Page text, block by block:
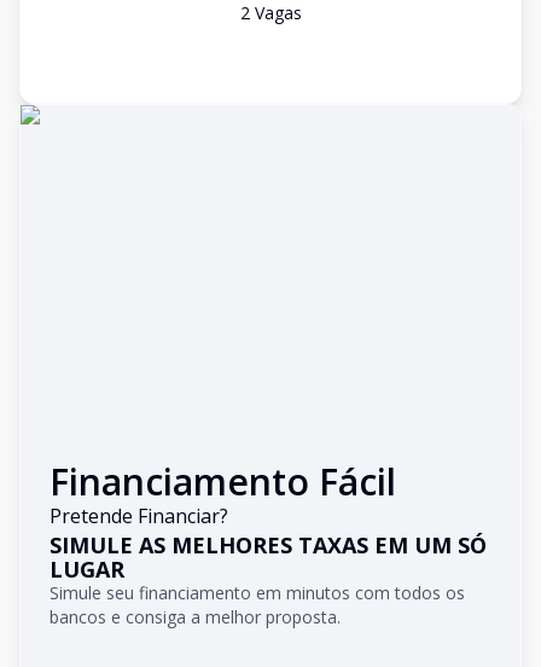
2Vagas
Financiamento Fácil
Pretende Financiar?
SIMULE AS MELHORES TAXAS EM UM SÓ
LUGAR
Simule seu financiamento em minutos com todos os
bancos e consiga a melhor proposta.